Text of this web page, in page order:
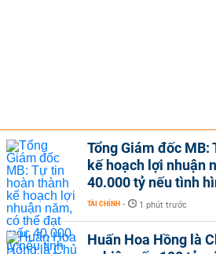
Tổng Giám đốc MB:
kế hoạch lợi nhuận
40.000 tỷ nếu tình
TÀI CHÍNH - 1 phút trước
Huấn Hoa Hồng là